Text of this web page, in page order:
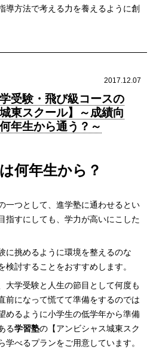
導方法で考える力を養えるように創
2017.12.07
受験・飛び級コースの
東スクール】～成績向
年生から通う？～
何年生から？
一つとして、進学塾に通わせるとい
指すにしても、学力が高いにこした
に挑めるように環境を整えるのな
検討することをおすすめします。
大学受験と人生の節目として何度も
前になって慌てて準備をするのでは
めるように小学生の低学年から準備
る学習塾の【アンビシャス城東スク
学べるプランをご用意しています。